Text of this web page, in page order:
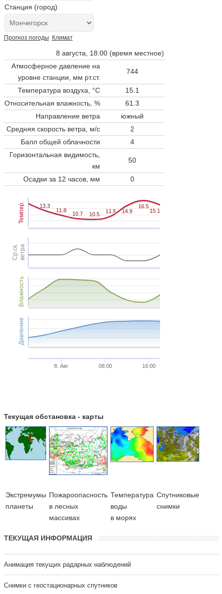
Станция (город)
Прогноз погоды Климат
8 августа, 18:00 (время местное)
Атмосферное давление на
уровне станции, мм рт.ст.
744
Температура воздуха, °C
15.1
Относительная влажность, %
61.3
Направление ветра
южный
Средняя скорость ветра, м/с
2
Балл общей облачности
4
Горизонтальная видимость,
км
50
Осадки за 12 часов, мм 0
Темпер.
Ср.ск.ветра
Влажность
Давление
13.3
13.3
11.8
11.8
10.7
10.7 10.5
10.5 11.5
11.5 14.9
14.9
16.5
16.5
15.1
15.1
8. Авг 08:00 16:00
Текущая обстановка - карты
Экстремумы
планеты
Пожароопасность
в лесных
массивах
Температура
воды
в морях
Cпутниковые
снимки
ТЕКУЩАЯ ИНФОРМАЦИЯ
Анимация текущих радарных наблюдений
Cнимки с геостационарных спутников